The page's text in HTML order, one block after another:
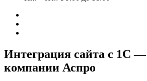
Интеграция сайта с 1С —
компании Аспро